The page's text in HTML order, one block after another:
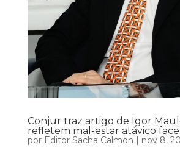
Conjur traz artigo de Igor
refletem mal-estar atávico
por Editor Sacha Calmon | nov 8,